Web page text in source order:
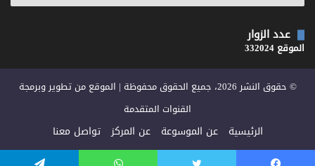
عدد الزوار
الموقع 332024
© حقوق النشر 2026، جميع الحقوق محفوظة | الموقع من تطوير وبرمجة
القنوات المتقدمة
الرئيسية عن الموسوعة عن المركز تواصل معنا